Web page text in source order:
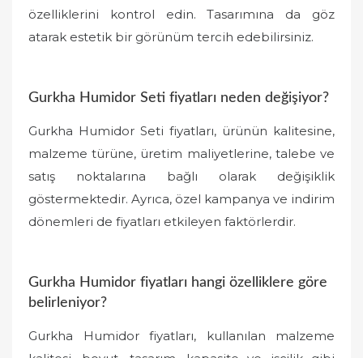
özelliklerini kontrol edin. Tasarımına da göz
atarak estetik bir görünüm tercih edebilirsiniz.
Gurkha Humidor Seti fiyatları neden değişiyor?
Gurkha Humidor Seti fiyatları, ürünün kalitesine,
malzeme türüne, üretim maliyetlerine, talebe ve
satış noktalarına bağlı olarak değişiklik
göstermektedir. Ayrıca, özel kampanya ve indirim
dönemleri de fiyatları etkileyen faktörlerdir.
Gurkha Humidor fiyatları hangi özelliklere göre
belirleniyor?
Gurkha Humidor fiyatları, kullanılan malzeme